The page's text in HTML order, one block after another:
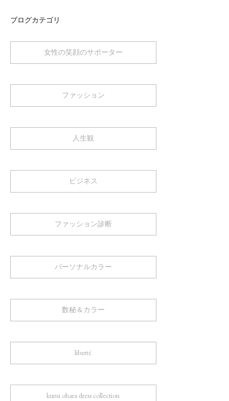
ブログカテゴリ
女性の笑顔のサポーター
ファッション
人生観
ビジネス
ファッション診断
パーソナルカラー
数秘＆カラー
liberté
kumi ohara dress collection